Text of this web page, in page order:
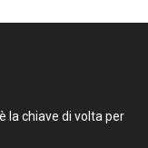
la chiave di volta per